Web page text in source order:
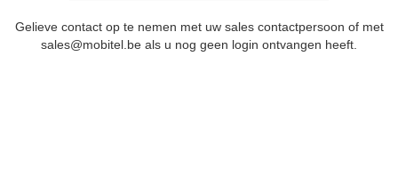
Gelieve contact op te nemen met uw sales contactpersoon of met
sales@mobitel.be als u nog geen login ontvangen heeft.